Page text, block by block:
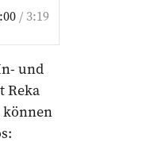
/ 3:19
und
Reka
können